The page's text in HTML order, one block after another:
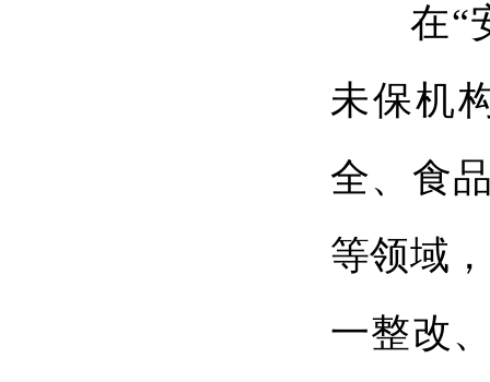
在“安
未保机
全、食
等领域
一整改